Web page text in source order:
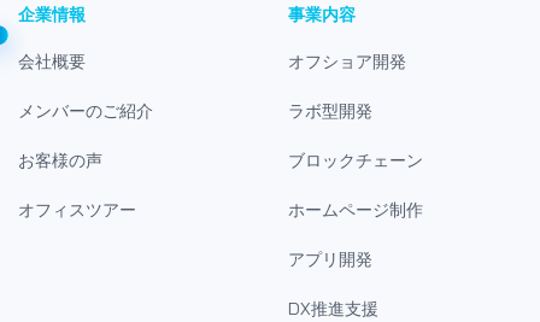
企業情報
会社概要
メンバーのご紹介
お客様の声
オフィスツアー
事業内容
オフショア開発
ラボ型開発
ブロックチェーン
ホームページ制作
アプリ開発
DX推進支援